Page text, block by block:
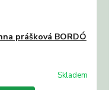
prášková BORDÓ
Skladem